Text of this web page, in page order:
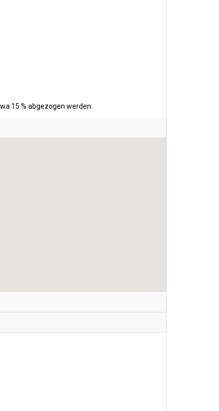
15 % abgezogen werden.